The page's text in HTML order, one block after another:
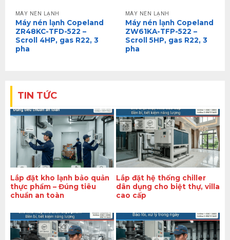
MÁY NÉN LẠNH
Máy nén lạnh Copeland
ZR48KC-TFD-522 –
Scroll 4HP, gas R22, 3
pha
MÁY NÉN LẠNH
Máy nén lạnh Copeland
ZW61KA-TFP-522 –
Scroll 5HP, gas R22, 3
pha
TIN TỨC
Lắp đặt kho lạnh bảo quản
thực phẩm – Đúng tiêu
chuẩn an toàn
Lắp đặt hệ thống chiller
dân dụng cho biệt thự, villa
cao cấp